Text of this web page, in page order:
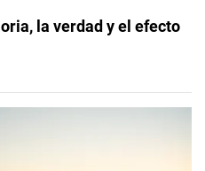
la verdad y el efecto